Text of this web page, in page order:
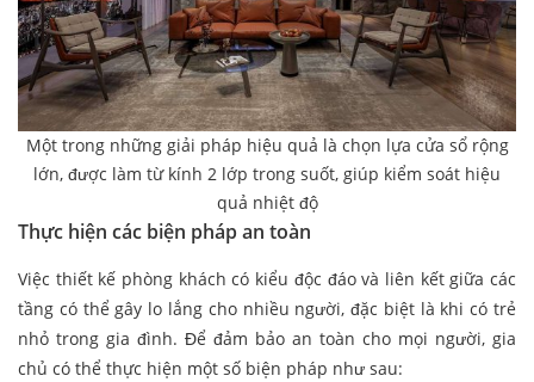
Một trong những giải pháp hiệu quả là chọn lựa cửa sổ rộng
lớn, được làm từ kính 2 lớp trong suốt, giúp kiểm soát hiệu
quả nhiệt độ
Thực hiện các biện pháp an toàn
Việc thiết kế phòng khách có kiểu độc đáo và liên kết giữa các
tầng có thể gây lo lắng cho nhiều người, đặc biệt là khi có trẻ
nhỏ trong gia đình. Để đảm bảo an toàn cho mọi người, gia
chủ có thể thực hiện một số biện pháp như sau: